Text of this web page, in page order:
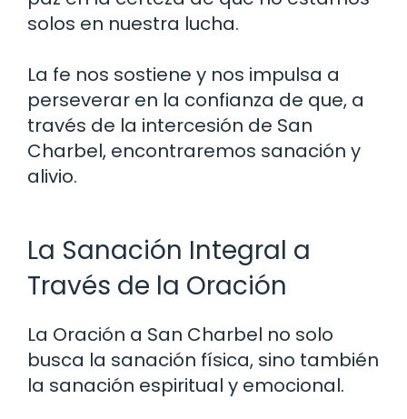
solos en nuestra lucha.
La fe nos sostiene y nos impulsa a
perseverar en la confianza de que, a
través de la intercesión de San
Charbel, encontraremos sanación y
alivio.
La Sanación Integral a
Través de la Oración
La Oración a San Charbel no solo
busca la sanación física, sino también
la sanación espiritual y emocional.